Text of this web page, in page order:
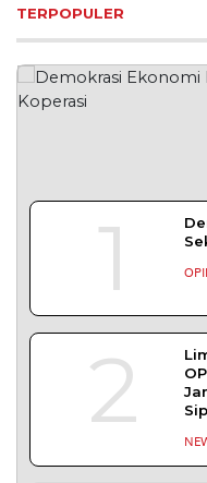
TERPOPULER
1
2